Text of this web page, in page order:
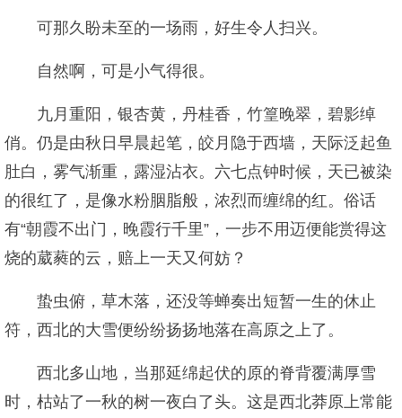
可那久盼未至的一场雨，好生令人扫兴。
自然啊，可是小气得很。
九月重阳，银杏黄，丹桂香，竹篁晚翠，碧影绰
俏。仍是由秋日早晨起笔，皎月隐于西墙，天际泛起鱼
肚白，雾气渐重，露湿沾衣。六七点钟时候，天已被染
的很红了，是像水粉胭脂般，浓烈而缠绵的红。俗话
有“朝霞不出门，晚霞行千里”，一步不用迈便能赏得这
烧的葳蕤的云，赔上一天又何妨？
蛰虫俯，草木落，还没等蝉奏出短暂一生的休止
符，西北的大雪便纷纷扬扬地落在高原之上了。
西北多山地，当那延绵起伏的原的脊背覆满厚雪
时，枯站了一秋的树一夜白了头。这是西北莽原上常能